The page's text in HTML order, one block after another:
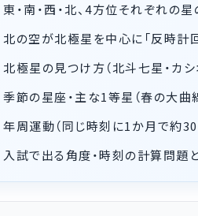
東・南・西・北、4方位それぞれの
北の空が北極星を中心に「反時計
北極星の見つけ方（北斗七星・カ
季節の星座・主な1等星（春の大曲
年周運動（同じ時刻に1か月で約
入試で出る角度・時刻の計算問題